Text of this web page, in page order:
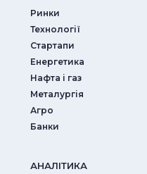
Ринки
Технології
Стартапи
Енергетика
Нафта і газ
Металургія
Агро
Банки
АНАЛIТИКА